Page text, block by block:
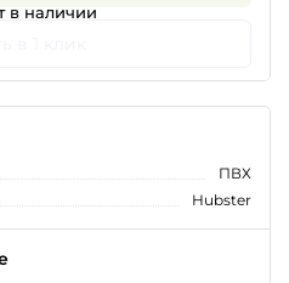
в наличии
ПВХ
Hubster